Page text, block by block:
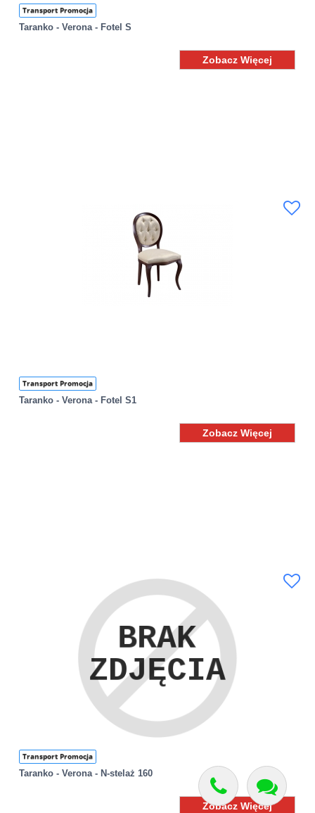
Transport Promocja
Taranko - Verona - Fotel S
Zobacz Więcej
Transport Promocja
Taranko - Verona - Fotel S1
Zobacz Więcej
Transport Promocja
Taranko - Verona - N-stelaż 160
Zobacz Więcej